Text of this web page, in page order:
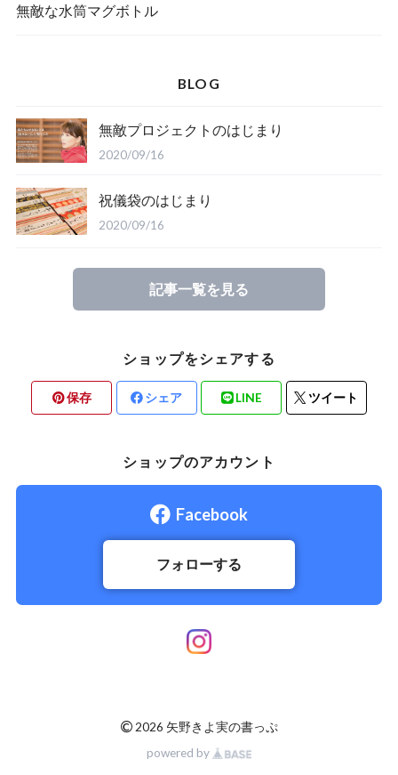
無敵な水筒マグボトル
BLOG
無敵プロジェクトのはじまり
2020/09/16
祝儀袋のはじまり
2020/09/16
記事一覧を見る
ショップをシェアする
保存 シェア LINE ツイート
ショップのアカウント
Facebook
フォローする
©2026 矢野きよ実の書っぷ
powered by